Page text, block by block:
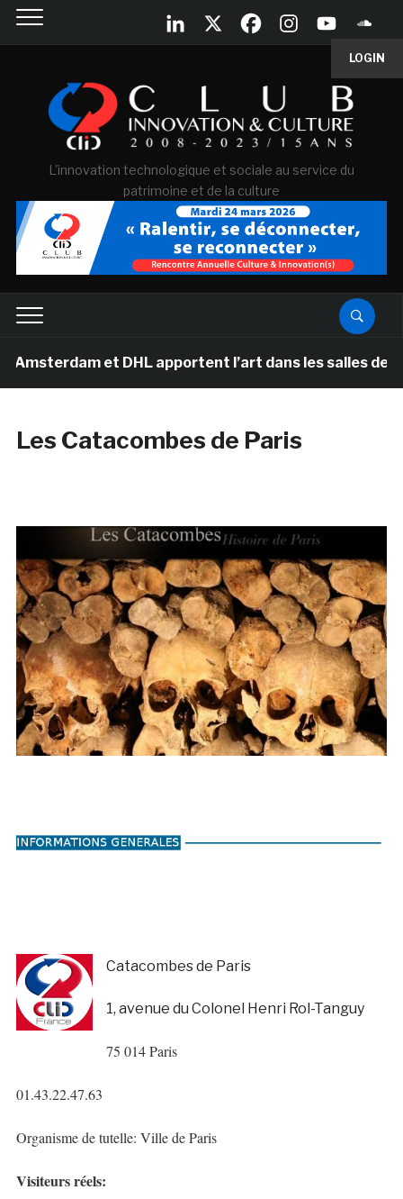
LOGIN
L'innovation technologique et sociale au service du
patrimoine et de la culture
et DHL apportent l’art dans les salles de classe
Les Catacombes de Paris
Catacombes de Paris
1, avenue du Colonel Henri Rol-Tanguy
75 014 Paris
01.43.22.47.63
Organisme de tutelle: Ville de Paris
Visiteurs réels: